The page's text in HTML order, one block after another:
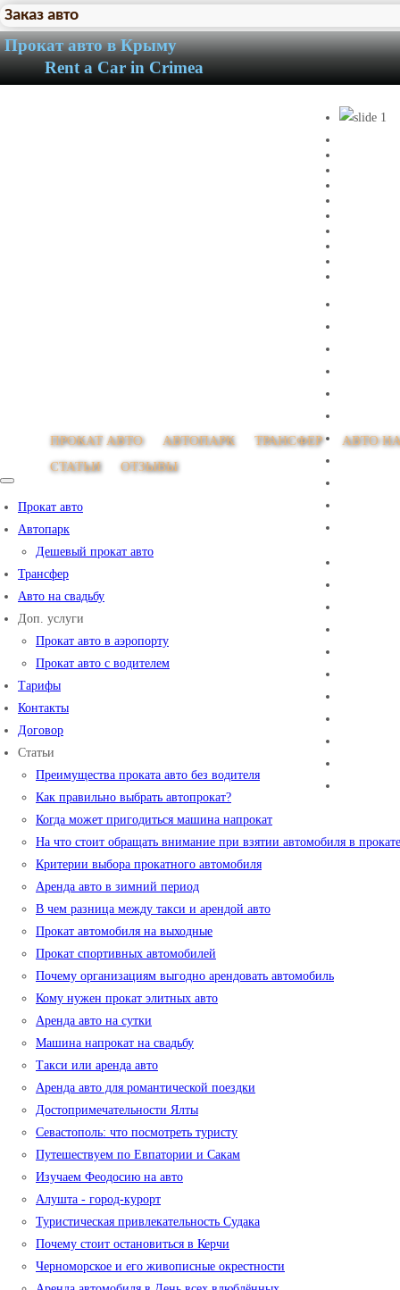
Заказ авто
Прокат авто
Автопарк
Дешевый прокат авто
Трансфер
Авто на свадьбу
Доп. услуги
Прокат авто в аэропорту
Прокат авто с водителем
Тарифы
Контакты
Договор
Статьи
Преимущества проката авто без водителя
Как правильно выбрать автопрокат?
Когда может пригодиться машина напрокат
На что стоит обращать внимание при взятии автомобиля в прокате
Критерии выбора прокатного автомобиля
Аренда авто в зимний период
В чем разница между такси и арендой авто
Прокат автомобиля на выходные
Прокат спортивных автомобилей
Почему организациям выгодно арендовать автомобиль
Кому нужен прокат элитных авто
Аренда авто на сутки
Машина напрокат на свадьбу
Такси или аренда авто
Аренда авто для романтической поездки
Достопримечательности Ялты
Севастополь: что посмотреть туристу
Путешествуем по Евпатории и Сакам
Изучаем Феодосию на авто
Алушта - город-курорт
Туристическая привлекательность Судака
Почему стоит остановиться в Керчи
Черноморское и его живописные окрестности
ПРОКАТ АВТО АВТОПАРК ТРАНСФЕР
АВТО
СТАТЬИ
ОТЗЫВЫ
Прокат авто в Крыму
Rent a Car in Crimea